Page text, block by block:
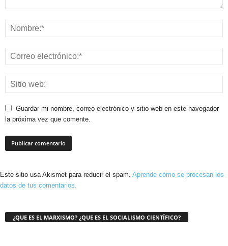
Guardar mi nombre, correo electrónico y sitio web en este navegador
la próxima vez que comente.
Este sitio usa Akismet para reducir el spam. Aprende cómo se procesan los
datos de tus comentarios.
¿QUE ES EL MARXISMO? ¿QUE ES EL SOCIALISMO CIENTÍFICO?